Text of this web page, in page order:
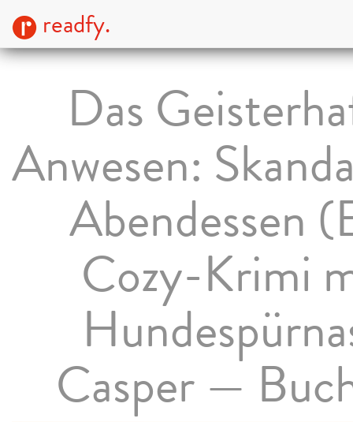
readfy.
Das
Anwesen:
Abendessen
Cozy-Krimi
Casper —